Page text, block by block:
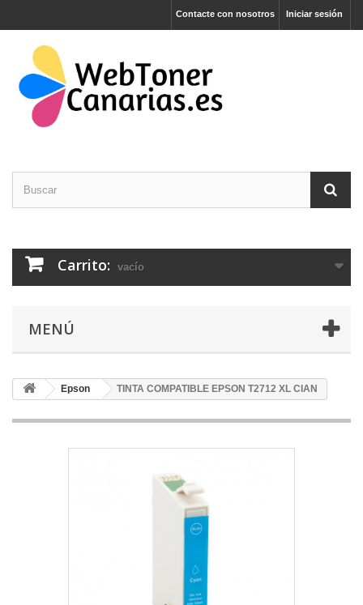
Iniciar sesión
Contacte con nosotros
Carrito: vacío
MENÚ
Epson TINTA COMPATIBLE EPSON T2712 XL CIAN